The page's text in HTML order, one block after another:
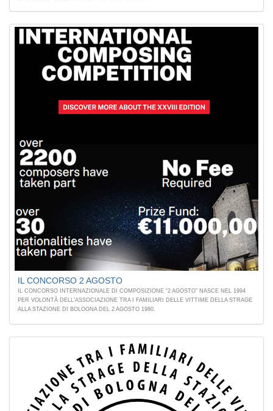
IL CONCORSO 2 AGOSTO
IL CONCORSO INTERNAZIONALE DI COMPOSIZIONE “2 AGOSTO” NASCE NEL 1994
PER VOLONTÀ DELL'ASSOCIAZIONE TRA I FAMILIARI DELLE VITTIME DELLA STRAGE
ALLA STAZIONE DI BOLOGNA DEL 2 AGOSTO 1980.